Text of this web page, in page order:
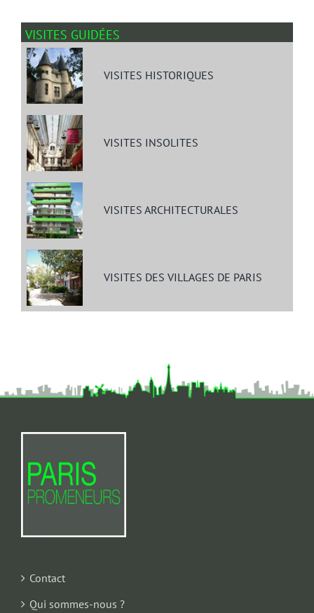
VISITES GUIDÉES
VISITES HISTORIQUES
VISITES INSOLITES
VISITES ARCHITECTURALES
VISITES DES VILLAGES DE PARIS
Contact
Qui sommes-nous ?